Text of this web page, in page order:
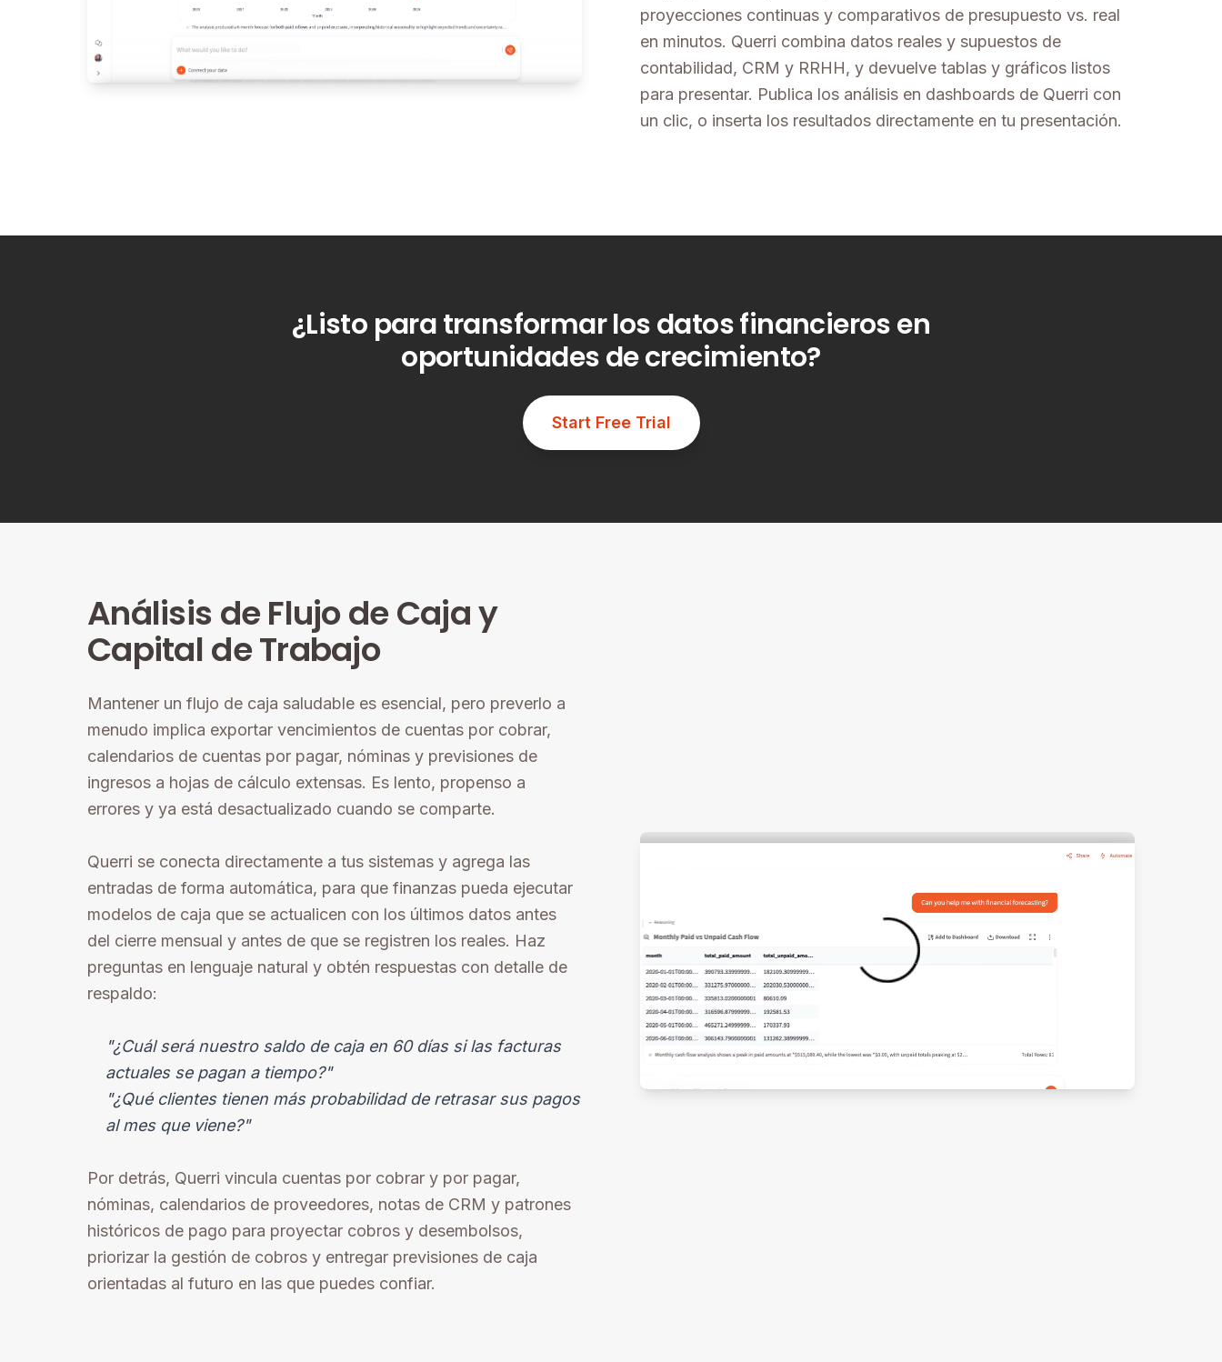
proyecciones continuas y comparativos de presupuesto vs. real
en minutos. Querri combina datos reales y supuestos de
contabilidad, CRM y RRHH, y devuelve tablas y gráficos listos
para presentar. Publica los análisis en dashboards de Querri con
un clic, o inserta los resultados directamente en tu presentación.
¿Listo para transformar los datos financieros en
oportunidades de crecimiento?
Start Free Trial
Análisis de Flujo de Caja y
Capital de Trabajo
Mantener un flujo de caja saludable es esencial, pero preverlo a
menudo implica exportar vencimientos de cuentas por cobrar,
calendarios de cuentas por pagar, nóminas y previsiones de
ingresos a hojas de cálculo extensas. Es lento, propenso a
errores y ya está desactualizado cuando se comparte.
Querri se conecta directamente a tus sistemas y agrega las
entradas de forma automática, para que finanzas pueda ejecutar
modelos de caja que se actualicen con los últimos datos antes
del cierre mensual y antes de que se registren los reales. Haz
preguntas en lenguaje natural y obtén respuestas con detalle de
"¿Cuál será nuestro saldo de caja en 60 días si las facturas
actuales se pagan a tiempo?"
"¿Qué clientes tienen más probabilidad de retrasar sus pagos
Por detrás, Querri vincula cuentas por cobrar y por pagar,
nóminas, calendarios de proveedores, notas de CRM y patrones
históricos de pago para proyectar cobros y desembolsos,
priorizar la gestión de cobros y entregar previsiones de caja
orientadas al futuro en las que puedes confiar.